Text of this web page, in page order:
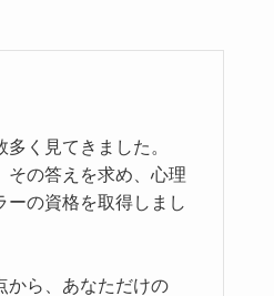
く見てきました。
その答えを求め、心理
ーの資格を取得しまし
から、あなただけの